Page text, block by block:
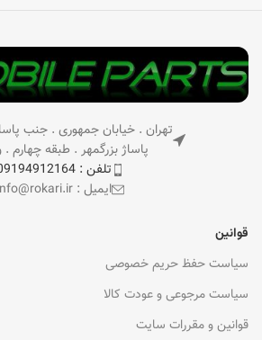
تهران . خیابان جمهوری . جنب
پاساژ بزرگمهر . طبقه چهارم .
تلفن : 09194912164
ایمیل : info@rokari.ir
قوانین
سیاست حفظ حریم خصوصی
سیاست مرجوعی و عودت کالا
قوانین و مقررات سایت